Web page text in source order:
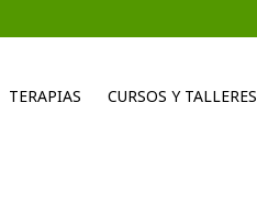
TERAPIAS CURSOS Y TALLERES